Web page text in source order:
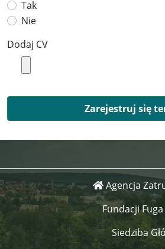
Tak
Nie
Dodaj CV
Zarejestruj się
Agencja
Fundacji
Siedziba